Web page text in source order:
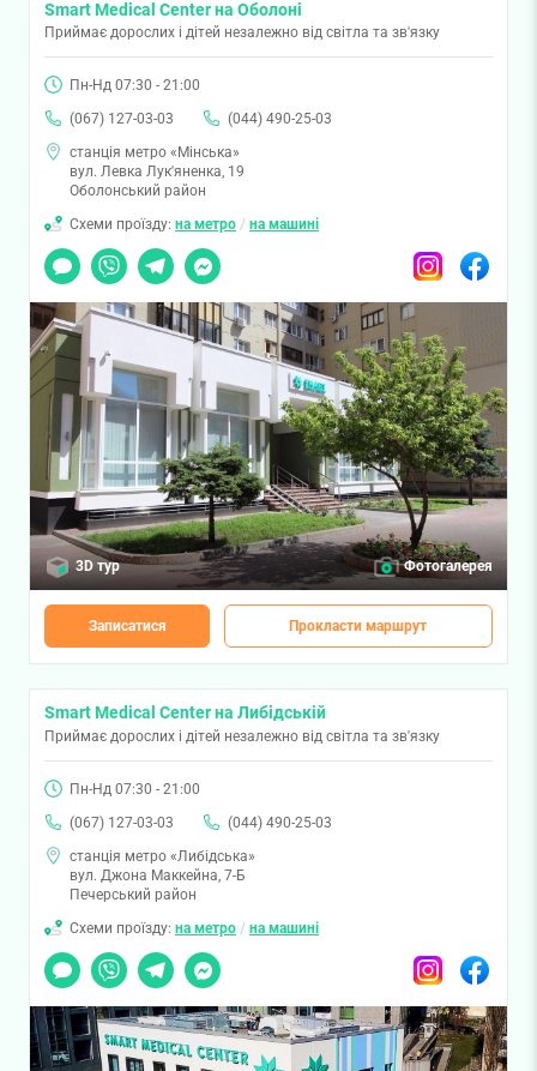
Smart Medical Center на Оболоні
Приймає дорослих і дітей незалежно від світла та зв'язку
Пн-Нд 07:30 - 21:00
(067) 127-03-03
(044) 490-25-03
станція метро «Мінська»
вул. Левка Лук'яненка, 19
Оболонський район
Схеми проїзду: на метро / на машині
Чат
Viber TelegramMessenger InstagramFacebook
3D тур Фотогалерея
Записатися Прокласти маршрут
Smart Medical Center на Либідській
Приймає дорослих і дітей незалежно від світла та зв'язку
Пн-Нд 07:30 - 21:00
(067) 127-03-03
(044) 490-25-03
станція метро «Либідська»
вул. Джона Маккейна, 7-Б
Печерський район
Схеми проїзду: на метро / на машині
Чат
Viber TelegramMessenger InstagramFacebook